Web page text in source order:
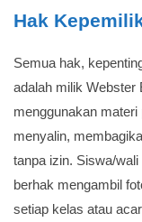
Hak
Semua hak,
adalah milik Webster
menggunakan
menyalin,
tanpa izin. Siswa/
berhak mengambil
setiap kelas atau